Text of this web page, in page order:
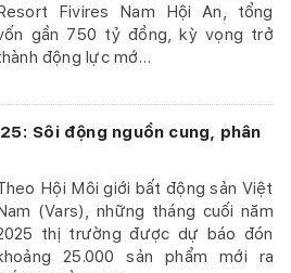
Fivires Nam Hội An, tổng
gần 750 tỷ đồng, kỳ vọng trở
động lực mớ...
Sôi động nguồn cung, phân
Hội Môi giới bất động sản Việt
(Vars), những tháng cuối năm
thị trường được dự báo đón
25.000 sản phẩm mới ra